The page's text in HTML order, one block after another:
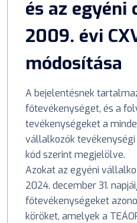
és az egyéni
2009. évi
módosítása
A bejelentésnek
főtevékenységet, és a
tevékenységeket a
vállalkozók tevékenységi
kód szerint megjelölve.
Azokat az egyéni
2024. december 31.
főtevékenységeket
köröket, amelyek a